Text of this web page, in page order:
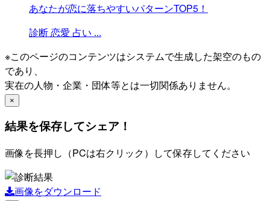
あなたが恋に落ちやすいパターンTOP5！
診断恋愛 占い ...
※このページのコンテンツはシステムで生成した架空のもの
であり、
実在の人物・企業・団体等とは一切関係ありません。
×
結果を保存してシェア！
画像を長押し（PCは右クリック）して保存してください
画像をダウンロード